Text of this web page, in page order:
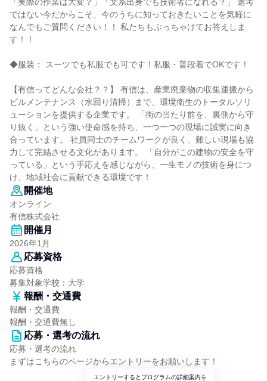
ではない今だからこそ、今のうちに知っておきたいことを気軽に
なんでもご質問ください！！ 私たちもぶっちゃけてお答えしま
す！！
◆服装： スーツでも私服でも可です！私服・普段着でOKです！
【有信ってどんな会社？？】 有信は、産業廃棄物の収集運搬から
ビルメンテナンス（水回り清掃）まで、環境衛生のトータルソリ
ューションを提供する企業です。 「街の当たり前を、裏側から守
り抜く」という強い使命感を持ち、一つ一つの現場に誠実に向き
合っています。 社員同士のチームワークが良く、難しい現場も協
力して完結させる文化があります。 「自分がこの建物の安全を守
っている」という手応えを感じながら、一生モノの技術を身につ
け、地域社会に貢献できる環境です！
開催地
オンライン
有信株式会社
開催月
2026年1月
応募資格
応募資格
募集対象学校：大学
報酬・交通費
報酬・交通費
報酬・交通費無し
応募・選考の流れ
応募・選考の流れ
まずはこちらのページからエントリーをお願いします！
エントリーするとプログラムの詳細案内を